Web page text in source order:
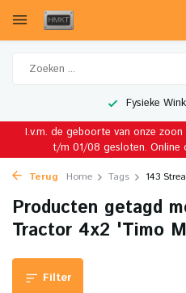
Fysieke
I.v.m. de geboorte van onze
t/m 01/08 gesloten. Online
Terug Home Tags 143
Producten getagd
Tractor 4x2 'Timo
Filter